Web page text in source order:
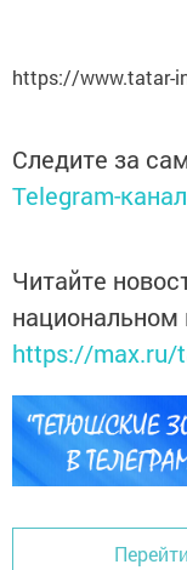
https://www.tatar-
Следите за
Telegram-
Читайте
https://max.ru/